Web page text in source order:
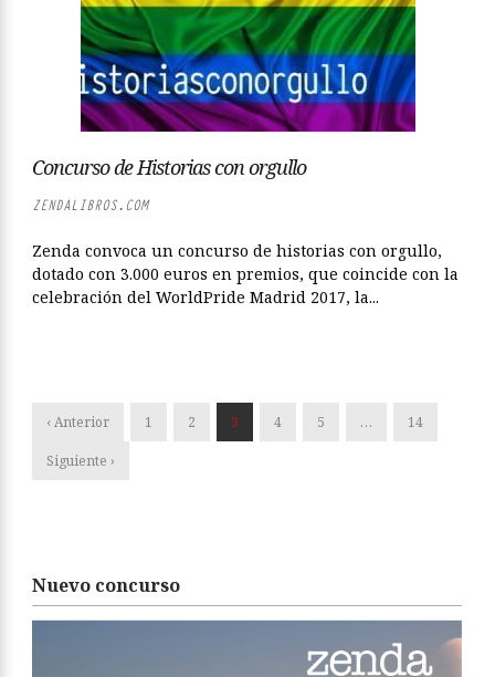
Concurso de Historias con orgullo
ZENDALIBROS.COM
Zenda convoca un concurso de historias con orgullo,
dotado con 3.000 euros en premios, que coincide con la
celebración del WorldPride Madrid 2017, la...
‹ Anterior 1 2 3 4 5 … 14
Siguiente ›
Nuevo concurso